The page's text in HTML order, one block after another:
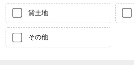
貸土地
その他